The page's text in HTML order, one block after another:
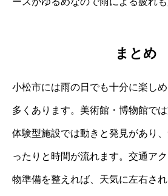
まとめ
小松市には雨の日でも十分に楽し
多くあります。美術館・博物館では
体験型施設では動きと発見があり
ったりと時間が流れます。交通ア
物準備を整えれば、天気に左右さ